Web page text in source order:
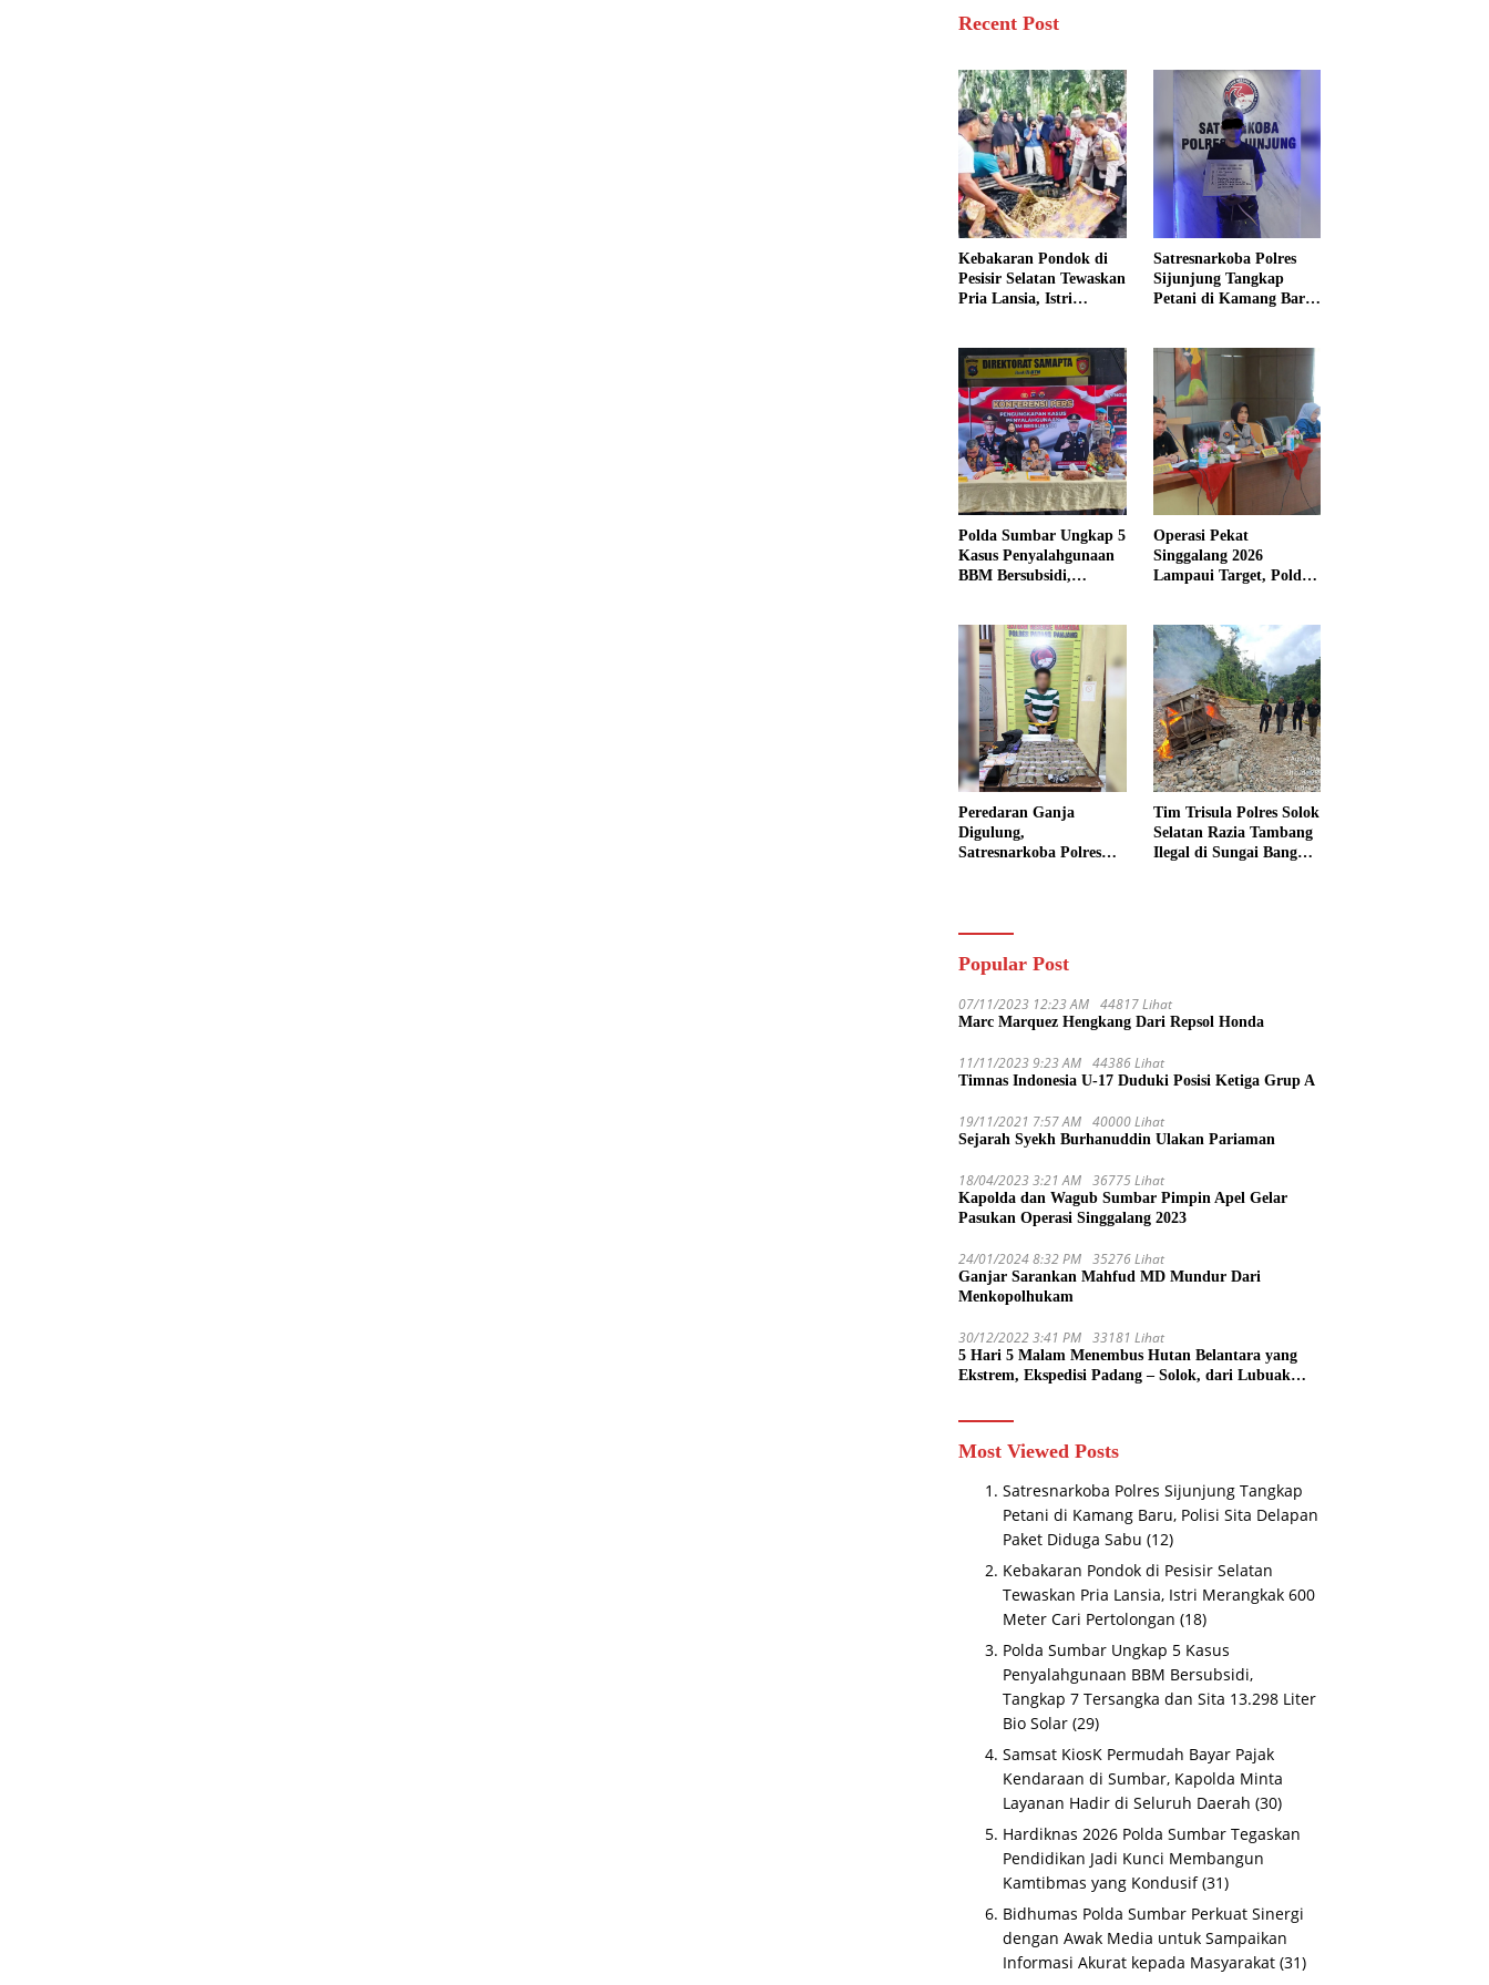
Recent Post
Kebakaran Pondok di
Pesisir Selatan Tewaskan
Pria Lansia, Istri
Satresnarkoba Polres
Sijunjung Tangkap
Petani di Kamang Baru,
Polda Sumbar Ungkap 5
Kasus Penyalahgunaan
BBM Bersubsidi,
Bio Solar
Operasi Pekat
Singgalang 2026
Lampaui Target, Polda
Kriminal
Peredaran Ganja
Digulung,
Satresnarkoba Polres
Datar
Tim Trisula Polres Solok
Selatan Razia Tambang
Ilegal di Sungai Bangko,
Popular Post
07/11/2023 12:23 AM 44817 Lihat
Marc Marquez Hengkang Dari Repsol Honda
11/11/2023 9:23 AM 44386 Lihat
Timnas Indonesia U-17 Duduki Posisi Ketiga Grup A
19/11/2021 7:57 AM 40000 Lihat
Sejarah Syekh Burhanuddin Ulakan Pariaman
18/04/2023 3:21 AM 36775 Lihat
Kapolda dan Wagub Sumbar Pimpin Apel Gelar
Pasukan Operasi Singgalang 2023
24/01/2024 8:32 PM 35276 Lihat
Ganjar Sarankan Mahfud MD Mundur Dari
Menkopolhukam
30/12/2022 3:41 PM 33181 Lihat
5 Hari 5 Malam Menembus Hutan Belantara yang
Ekstrem, Ekspedisi Padang – Solok, dari Lubuak
Most Viewed Posts
Satresnarkoba Polres Sijunjung Tangkap
Petani di Kamang Baru, Polisi Sita Delapan
Paket Diduga Sabu (12)
Kebakaran Pondok di Pesisir Selatan
Tewaskan Pria Lansia, Istri Merangkak 600
Meter Cari Pertolongan (18)
Polda Sumbar Ungkap 5 Kasus
Penyalahgunaan BBM Bersubsidi,
Tangkap 7 Tersangka dan Sita 13.298 Liter
Bio Solar (29)
Samsat KiosK Permudah Bayar Pajak
Kendaraan di Sumbar, Kapolda Minta
Layanan Hadir di Seluruh Daerah (30)
Hardiknas 2026 Polda Sumbar Tegaskan
Pendidikan Jadi Kunci Membangun
Kamtibmas yang Kondusif (31)
Bidhumas Polda Sumbar Perkuat Sinergi
dengan Awak Media untuk Sampaikan
Informasi Akurat kepada Masyarakat (31)